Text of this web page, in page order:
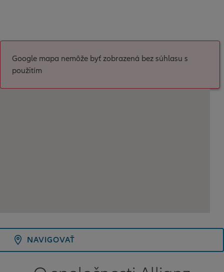
Google mapa nemôže byť zobrazená bez súhlasu s
použitím
NAVIGOVAŤ